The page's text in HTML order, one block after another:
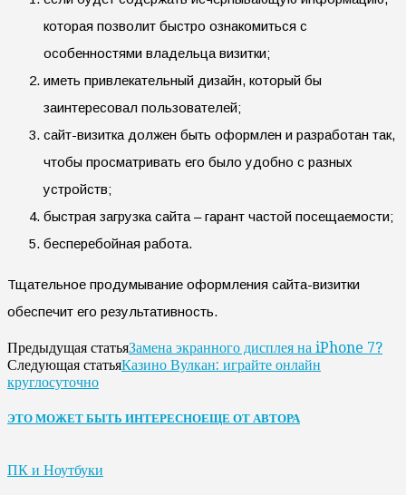
которая позволит быстро ознакомиться с
особенностями владельца визитки;
иметь привлекательный дизайн, который бы
заинтересовал пользователей;
сайт-визитка должен быть оформлен и разработан так,
чтобы просматривать его было удобно с разных
устройств;
быстрая загрузка сайта – гарант частой посещаемости;
бесперебойная работа.
Тщательное продумывание оформления сайта-визитки
обеспечит его результативность.
Предыдущая статьяЗамена экранного дисплея на iPhone 7?
Следующая статьяКазино Вулкан: играйте онлайн
круглосуточно
ЭТО МОЖЕТ БЫТЬ ИНТЕРЕСНОЕЩЕ ОТ АВТОРА
ПК и Ноутбуки